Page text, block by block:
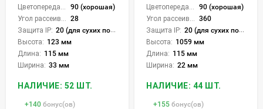
90 (хорошая)
28
Защита IP: 20 (для сухих пом.)
Высота: 123 мм
Длина: 115 мм
Ширина: 33 мм
НАЛИЧИЕ: 52 ШТ.
+140 бонус(ов)
90 (хорошая)
360
Защита IP: 20 (для сухих пом.)
Высота: 1059 мм
Длина: 115 мм
Ширина: 22 мм
НАЛИЧИЕ: 44 ШТ.
+155 бонус(ов)